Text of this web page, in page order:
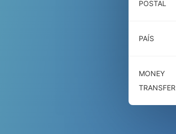
POSTAL
PAÍS
MONEY
TRANSFER